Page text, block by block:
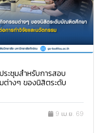
ะชุมสำหรับการสอบ
ต่างๆ ของนิสิตระดับ
9 เม.ย. 69